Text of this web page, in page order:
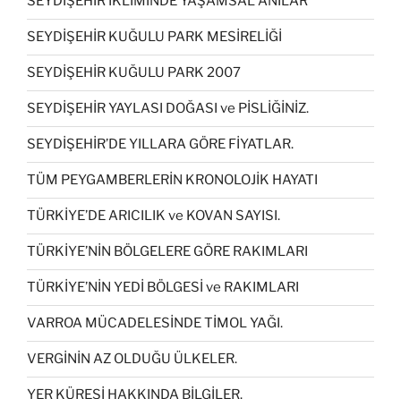
SEYDİŞEHİR KUĞULU PARK MESİRELİĞİ
SEYDİŞEHİR KUĞULU PARK 2007
SEYDİŞEHİR YAYLASI DOĞASI ve PİSLİĞİNİZ.
SEYDİŞEHİR’DE YILLARA GÖRE FİYATLAR.
TÜM PEYGAMBERLERİN KRONOLOJİK HAYATI
TÜRKİYE’DE ARICILIK ve KOVAN SAYISI.
TÜRKİYE’NİN BÖLGELERE GÖRE RAKIMLARI
TÜRKİYE’NİN YEDİ BÖLGESİ ve RAKIMLARI
VARROA MÜCADELESİNDE TİMOL YAĞI.
VERGİNİN AZ OLDUĞU ÜLKELER.
YER KÜRESİ HAKKINDA BİLGİLER.